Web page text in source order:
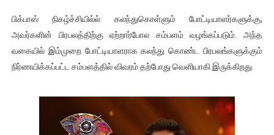
தியாகதீபம் லெப்.கேணல் திலீபன், கேணல் சங்கர் ஆகியோரின்
ஐ.நா முன்றலில் சீரற்ற காலநிலையிலும் தமிழின அழிப்பிற்கு
ஜனாதிபதி ஐக்கிய நாடுகளின் பொதுச் சபை கூட்டத்தில் இன்று
பிக்பாஸ் நிகழ்ச்சியில்ல் கலந்துகொள்ளும் போட்டியாளர்களுக்கு,
அவர்களின் பிரபலத்திற்கு ஏற்றார்போல சம்பளம் வழங்கப்படும். அந்த
வகையில் இம்முறை போட்டியாளராக கலந்து கொண்ட பிரபலங்களுக்கும்
நிர்ணயிக்கப்பட்ட சம்பளத்தில் விவரம் தற்போது வெளியாகி இருக்கிறது.